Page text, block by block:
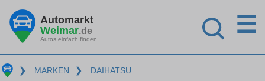
Automarkt
Weimar.de
Autos einfach finden
☰
❯ MARKEN ❯ DAIHATSU